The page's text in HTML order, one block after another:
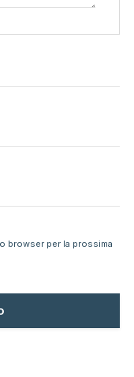
browser per la prossima